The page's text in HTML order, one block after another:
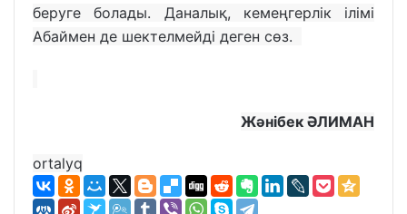
беруге болады. Даналық, кемеңгерлік ілімі
Абаймен де шектелмейді деген сөз.
Жәнібек ӘЛИМАН
ortalyq